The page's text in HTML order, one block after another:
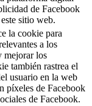
de Facebook
sitio web.
la cookie para
a los
mejorar los
también rastrea el
usuario en la web
píxeles de Facebook
de Facebook.